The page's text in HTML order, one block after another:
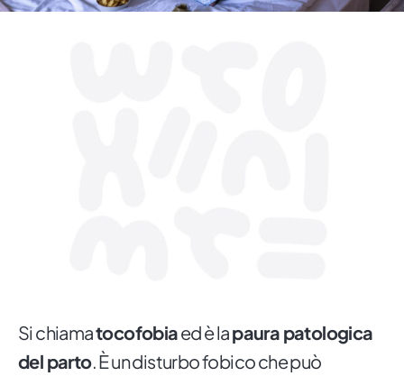
Si chiamatocofobiaed è lapaura patologica
del parto. È un disturbo fobico che può